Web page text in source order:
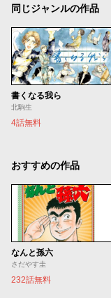
同じジャンルの作品
書くなる我ら
北駒生
4話無料
おすすめの作品
なんと孫六
さだやす圭
232話無料